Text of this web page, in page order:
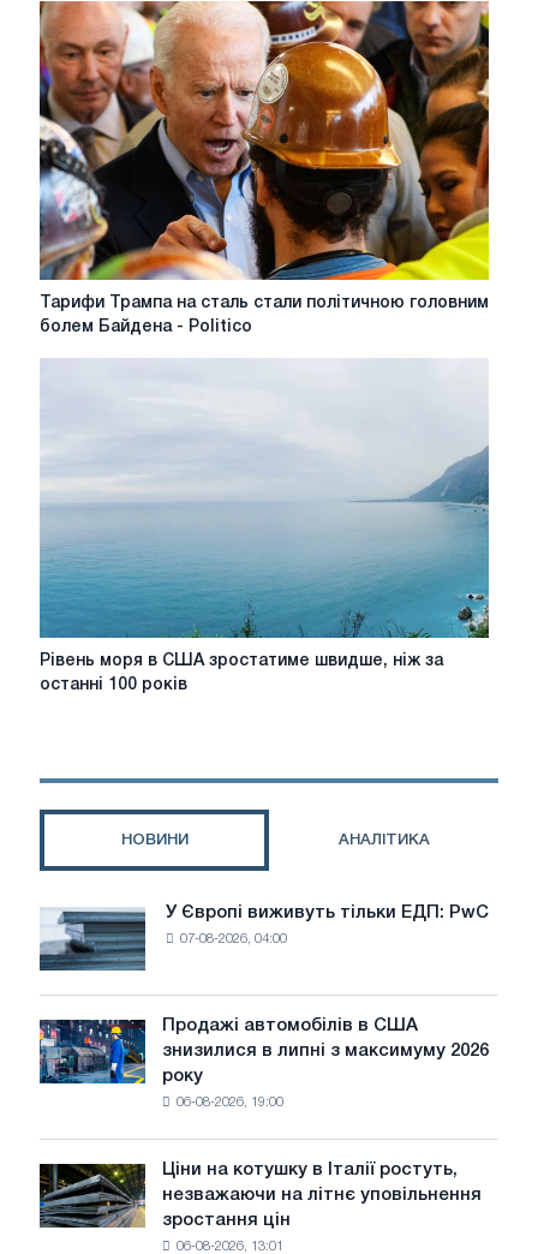
безвуглецевої
економіку
можуть
перевищити
10
трильйонів
доларів
Тарифи
Трампа
Байдена
Politico
Тарифи Трампа на сталь стали політичною головним
болем Байдена - Politico
Рівень
швидше,
100
Рівень моря в США зростатиме швидше, ніж за
останні 100 років
НОВИНИ АНАЛІТИКА
Європі
виживуть
тільки
ЕДП:
PwC
У Європі виживуть тільки ЕДП: PwC
07-08-2026, 04:00
Продажі
автомобілів
в
липні
з
максимуму
Продажі автомобілів в США
знизилися в липні з максимуму 2026
року
06-08-2026, 19:00
Ціни
на
котушку
Ціни на котушку в Італії ростуть,
незважаючи на літнє уповільнення
зростання цін
06-08-2026, 13:01